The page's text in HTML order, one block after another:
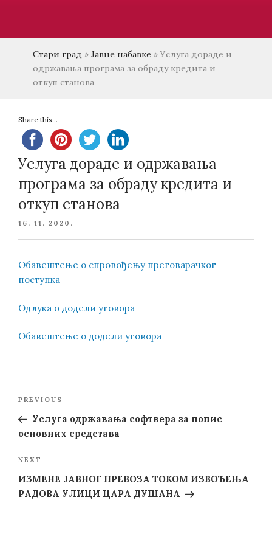
Стари град » Јавне набавке »Услуга дораде и
одржавања програма за обраду кредита и
откуп станова
Share this...
Услуга дораде и одржавања
програма за обраду кредита и
откуп станова
POSTED
16. 11. 2020.
Обавештење о спровођењу преговарачког
поступка
Одлука о додели уговора
Обавештење о додели уговора
Previous
Post
PREVIOUS
Услуга одржавања софтвера за попис
основних средстава
Next
Post
NEXT
ИЗМЕНЕ ЈАВНОГ ПРЕВОЗА ТОКОМ ИЗВОЂЕЊА
РАДОВА УЛИЦИ ЦАРА ДУШАНА